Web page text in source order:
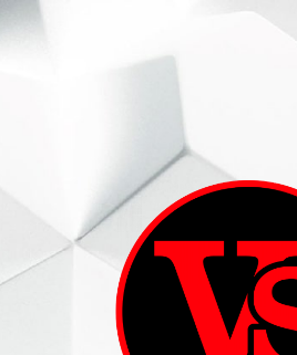
ВИННЫЙ СКЛАД